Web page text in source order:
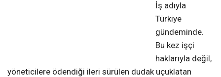
İş adıyla
Türkiye
gündeminde.
Bu kez işçi
haklarıyla değil,
yöneticilere ödendiği ileri sürülen dudak uçuklatan